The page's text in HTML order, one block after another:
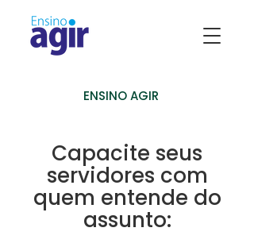
ENSINO AGIR
Capacite seus
servidores com
quem entende do
assunto: